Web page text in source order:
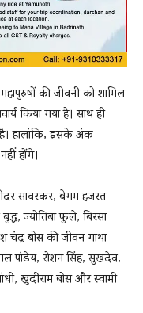
की जीवनी को शामि‍ल
किया गया है। साथ ही
है। हालांकि, इसके अंक
होंगे।
सावरकर, बेगम हजरत
ज्योतिबा फुले, बिरसा
चंद्र बोस की जीवन गाथा
पांडेय, रोशन सिंह, सुखदेव,
खुदीराम बोस और स्वामी